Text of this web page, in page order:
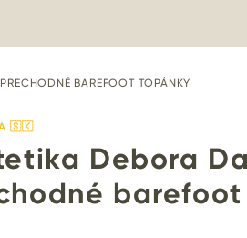
BAREFOOT TOPÁNKY
🇸🇰
Debora